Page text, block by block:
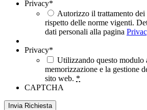
Privacy*
Autorizzo il trattamento
rispetto delle norme vigenti.
dati personali alla pagina
Privacy*
Utilizzando questo modulo
memorizzazione e la gestione
sito web. *
CAPTCHA